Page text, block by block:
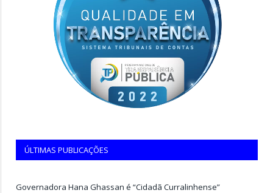
ÚLTIMAS PUBLICAÇÕES
Governadora Hana Ghassan é “Cidadã Curralinhense”